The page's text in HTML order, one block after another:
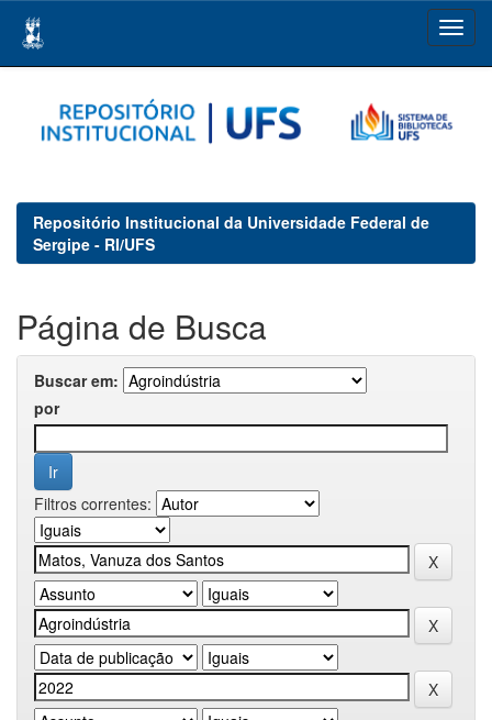
navigation
Repositório Institucional da Universidade Federal de
Sergipe - RI/UFS
Página de Busca
Buscar em:
por
Filtros correntes: